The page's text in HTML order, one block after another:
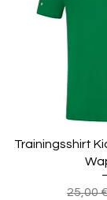
Trainingsshirt
25,00